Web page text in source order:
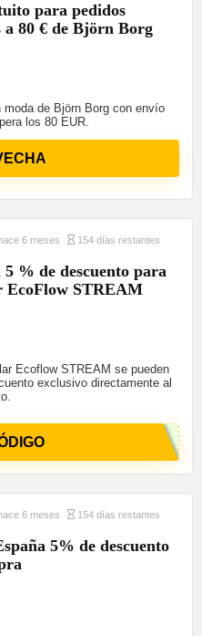
para pedidos
a 80 € de Björn Borg
de Björn Borg con envío
los 80 EUR.
6 meses 154 días restantes
5 % de descuento para
EcoFlow STREAM
Ecoflow STREAM se pueden
exclusivo directamente al
6 meses 154 días restantes
5% de descuento